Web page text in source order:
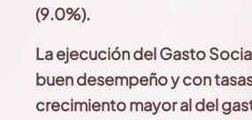
(9.0%).
La ejecución del Gasto
buen desempeñoy con
crecimiento mayor al del